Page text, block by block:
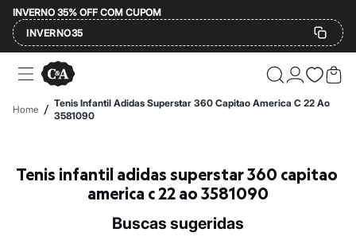
INVERNO 35% OFF COM CUPOM
INVERNO35
Ofertas
Compre por Departamento
Feminino
Masculino
Plus Size
A partir de 60% off
Home / Tenis Infantil Adidas Superstar 360 Capitao America C 22 Ao
3581090
Tenis infantil adidas superstar 360 capitao
america c 22 ao 3581090
buscas sugeridas